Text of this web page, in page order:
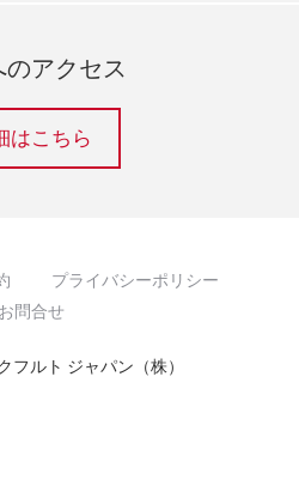
アクセス
はこちら
プライバシーポリシー
お問合せ
フルト ジャパン（株）